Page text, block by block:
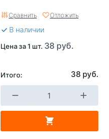
Сравнить Отложить
В наличии
Цена за 1 шт. 38 руб.
Итого: 38 руб.